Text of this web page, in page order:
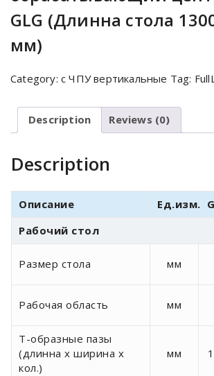
GLG (Длинна стола
мм)
Category: с ЧПУ вертикальные Tag:
Description Reviews (0)
Description
Описание Ед.изм.
Рабочий стол
Размер стола мм
Рабочая область мм
Т-образные пазы
(длинна x ширина x
кол.)
мм